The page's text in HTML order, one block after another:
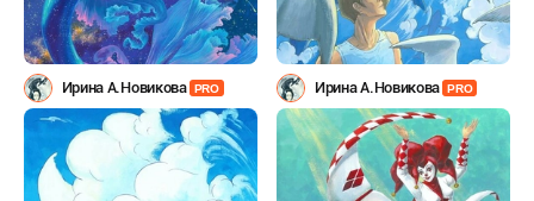
Ирина А.Новикова PRO Ирина А.Новикова PRO